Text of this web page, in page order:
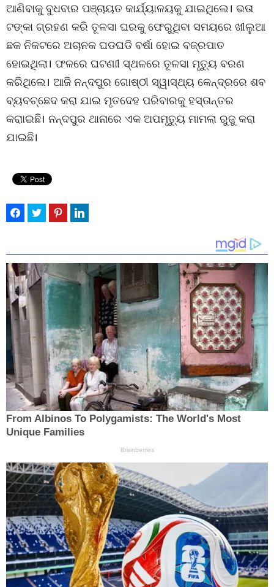
ଆଣିବାକୁ ବୁଧବାର ପଞ୍ଚାୟତ କାର୍ଯ୍ୟାଳୟକୁ ଯାଇଥିଲେ। ଭତା
ଟଙ୍କା ଗ୍ରହଣ କରି ତୂଳସା ଘରକୁ ଫେରୁଥିବା ସମୟରେ ଖୀଲୁଆ
ଛକ ନିକଟରେ ଅଚାନକ ଘଡଘଡି ବର୍ଷା ହୋଇ ବଜ୍ରପାତ
ହୋଇଥିଲା। ଫଳରେ ଘଟଣାୀ ସ୍ଥଳରେ ତୂଳସା ମୃତ୍ୟୁ ବରଣ
କରିଥିଲେ। ଆଜି ନନ୍ଦପୁର ଗୋଷ୍ଠୀ ସ୍ୱାସ୍ଥ୍ୟ କେନ୍ଦ୍ରରେ ଶବ
ବ୍ୟବଚ୍ଛେଦ କରା ଯାଇ ମୃତଦେହ ପରିବାରକୁ ହସ୍ତାନ୍ତର
କରାାଇଛି। ନନ୍ଦପୁର ଥାନାରେ ଏକ ଅପମୃତ୍ୟୁ ମାମଲା ରୁଜୁ କରା
ଯାଇଛି।